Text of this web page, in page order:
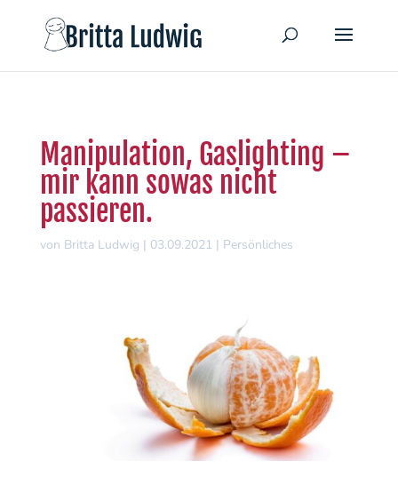
Manipulation, Gaslighting –
mir kann sowas nicht
passieren.
von Britta Ludwig | 03.09.2021 | Persönliches